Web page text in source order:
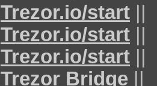
Trezor.io/start ||
Trezor.io/start ||
Trezor.io/start ||
Trezor Bridge ||